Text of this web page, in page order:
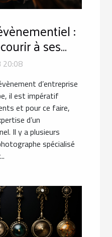
:
à ses
?
20:08
d’entreprise
il est impératif
et pour ce faire,
d’un
Il y a plusieurs
spécialisé